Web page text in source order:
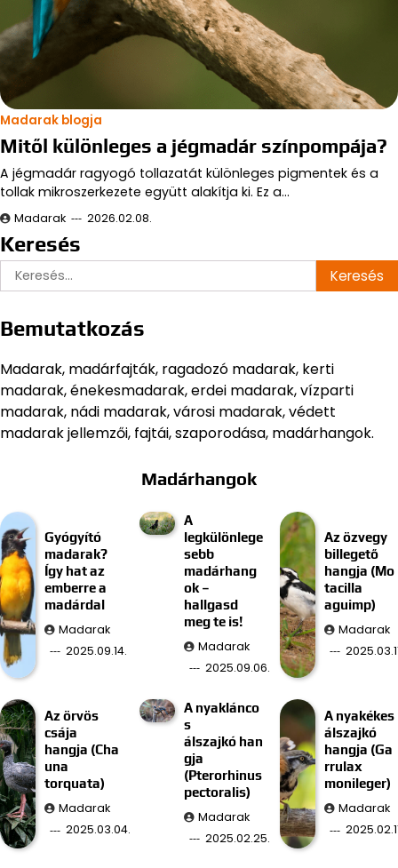
Madarak blogja
Mitől különleges a jégmadár színpompája?
A jégmadár ragyogó tollazatát különleges pigmentek és a
tollak mikroszerkezete együtt alakítja ki. Ez a…
Madarak 2026.02.08.
Keresés
Keresés:
Bemutatkozás
Madarak, madárfajták, ragadozó madarak, kerti
madarak, énekesmadarak, erdei madarak, vízparti
madarak, nádi madarak, városi madarak, védett
madarak jellemzői, fajtái, szaporodása, madárhangok.
Madárhangok
Gyógyító
madarak?
Így hat az
emberre a
madárdal
Madarak
2025.09.14.
A
legkülönlege
sebb
madárhang
ok –
hallgasd
meg te is!
Madarak
2025.09.06.
Az özvegy
billegető
hangja (Mo
tacilla
aguimp)
Madarak
Az örvös
csája
hangja (Cha
una
torquata)
Madarak
2025.03.04.
A nyaklánco
s
álszajkó han
gja
(Pterorhinus
pectoralis)
Madarak
2025.02.25.
A nyakékes
álszajkó
hangja (Ga
rrulax
monileger)
Madarak